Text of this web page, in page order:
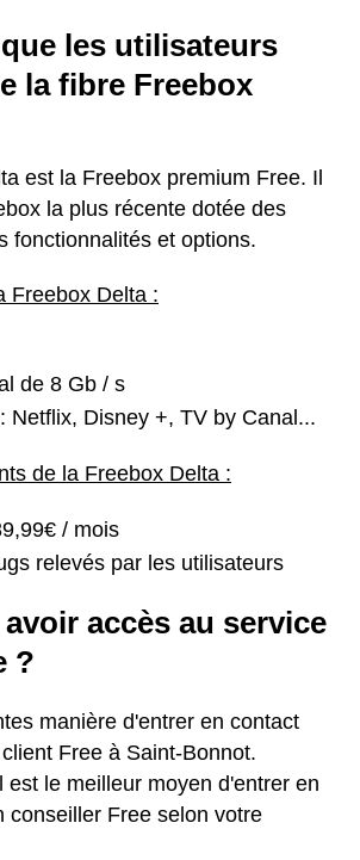
les utilisateurs
la fibre Freebox
est la Freebox premium Free. Il
la plus récente dotée des
fonctionnalités et options.
Freebox Delta :
de 8 Gb / s
Netflix, Disney +, TV by Canal...
de la Freebox Delta :
/ mois
relevés par les utilisateurs
accès au service
?
manière d'entrer en contact
Free à Saint-Bonnot.
est le meilleur moyen d'entrer en
conseiller Free selon votre